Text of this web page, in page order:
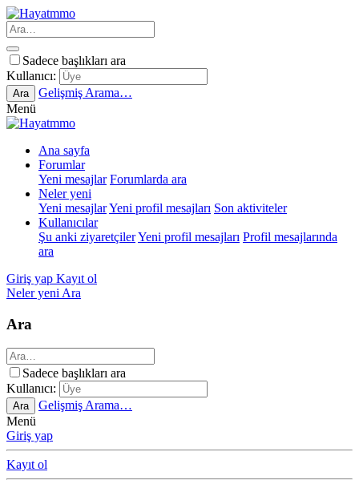
Sadece başlıkları ara
Kullanıcı:
Ara
Gelişmiş Arama…
Menü
Ana sayfa
Forumlar
Yeni mesajlar Forumlarda ara
Neler yeni
Yeni mesajlarYeni profil mesajları Son aktiviteler
Kullanıcılar
Şu anki ziyaretçilerYeni profil mesajları Profil mesajlarında
ara
Giriş yap Kayıt ol
Neler yeni Ara
Ara
Sadece başlıkları ara
Kullanıcı:
Ara
Gelişmiş Arama…
Menü
Giriş yap
Kayıt ol